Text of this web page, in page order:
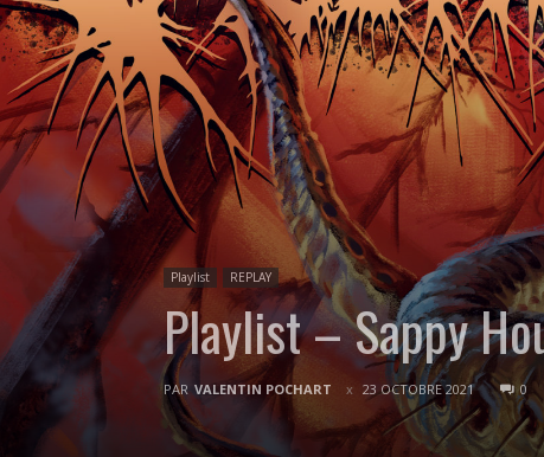
Playlist REPLAY
Playlist – Sappy
PAR VALENTIN POCHART 23 OCTOBRE 2021 0